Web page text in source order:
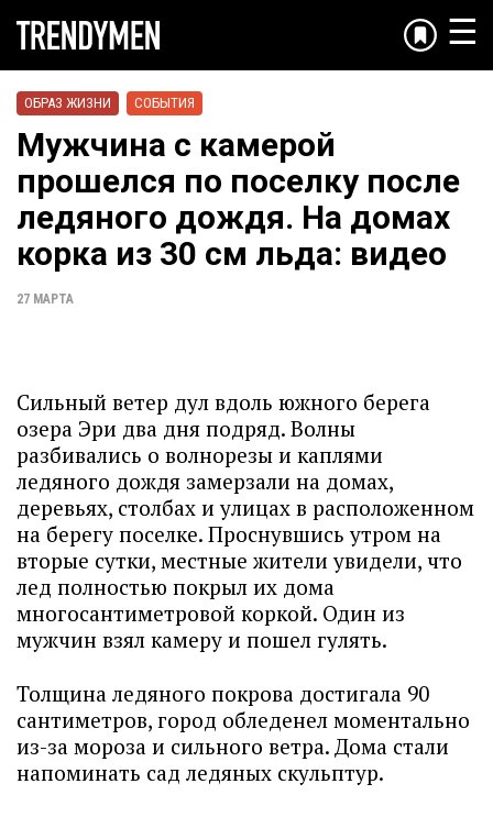
☰
ОБРАЗ ЖИЗНИ СОБЫТИЯ
Мужчина с камерой
прошелся по поселку после
ледяного дождя. На домах
корка из 30 см льда: видео
27 МАРТА
Сильный ветер дул вдоль южного берега
озера Эри два дня подряд. Волны
разбивались о волнорезы и каплями
ледяного дождя замерзали на домах,
деревьях, столбах и улицах в расположенном
на берегу поселке. Проснувшись утром на
вторые сутки, местные жители увидели, что
лед полностью покрыл их дома
многосантиметровой коркой. Один из
мужчин взял камеру и пошел гулять.
Толщина ледяного покрова достигала 90
сантиметров, город обледенел моментально
из-за мороза и сильного ветра. Дома стали
напоминать сад ледяных скульптур.